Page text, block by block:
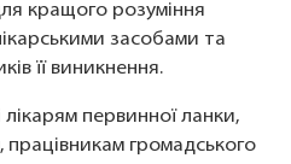
кращого розуміння
засобами та
її виникнення.
первинної ланки,
працівникам громадського